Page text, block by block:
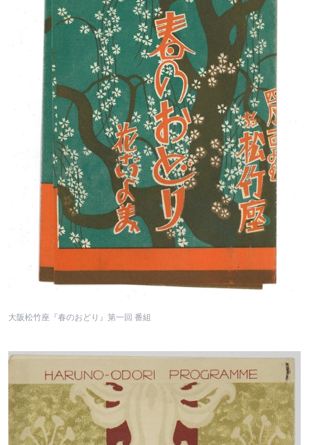
大阪松竹座『春のおどり』第一回 番組